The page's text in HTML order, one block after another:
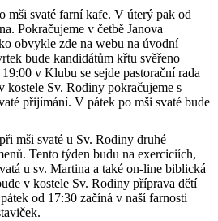
mši svaté farní kafe. V úterý pak od
Pokračujeme v četbě Janova
obvykle zde na webu na úvodní
bude kandidátům křtu svěřeno
v Klubu se sejde pastorační rada
kostele Sv. Rodiny pokračujeme s
přijímání. V pátek po mši svaté bude
mši svaté u Sv. Rodiny druhé
Tento týden budu na exerciciích,
u sv. Martina a také on-line biblická
v kostele Sv. Rodiny příprava dětí
od 17:30 začíná v naší farnosti